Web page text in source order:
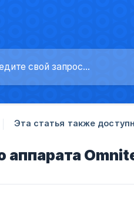
Эта статья также
аппарата